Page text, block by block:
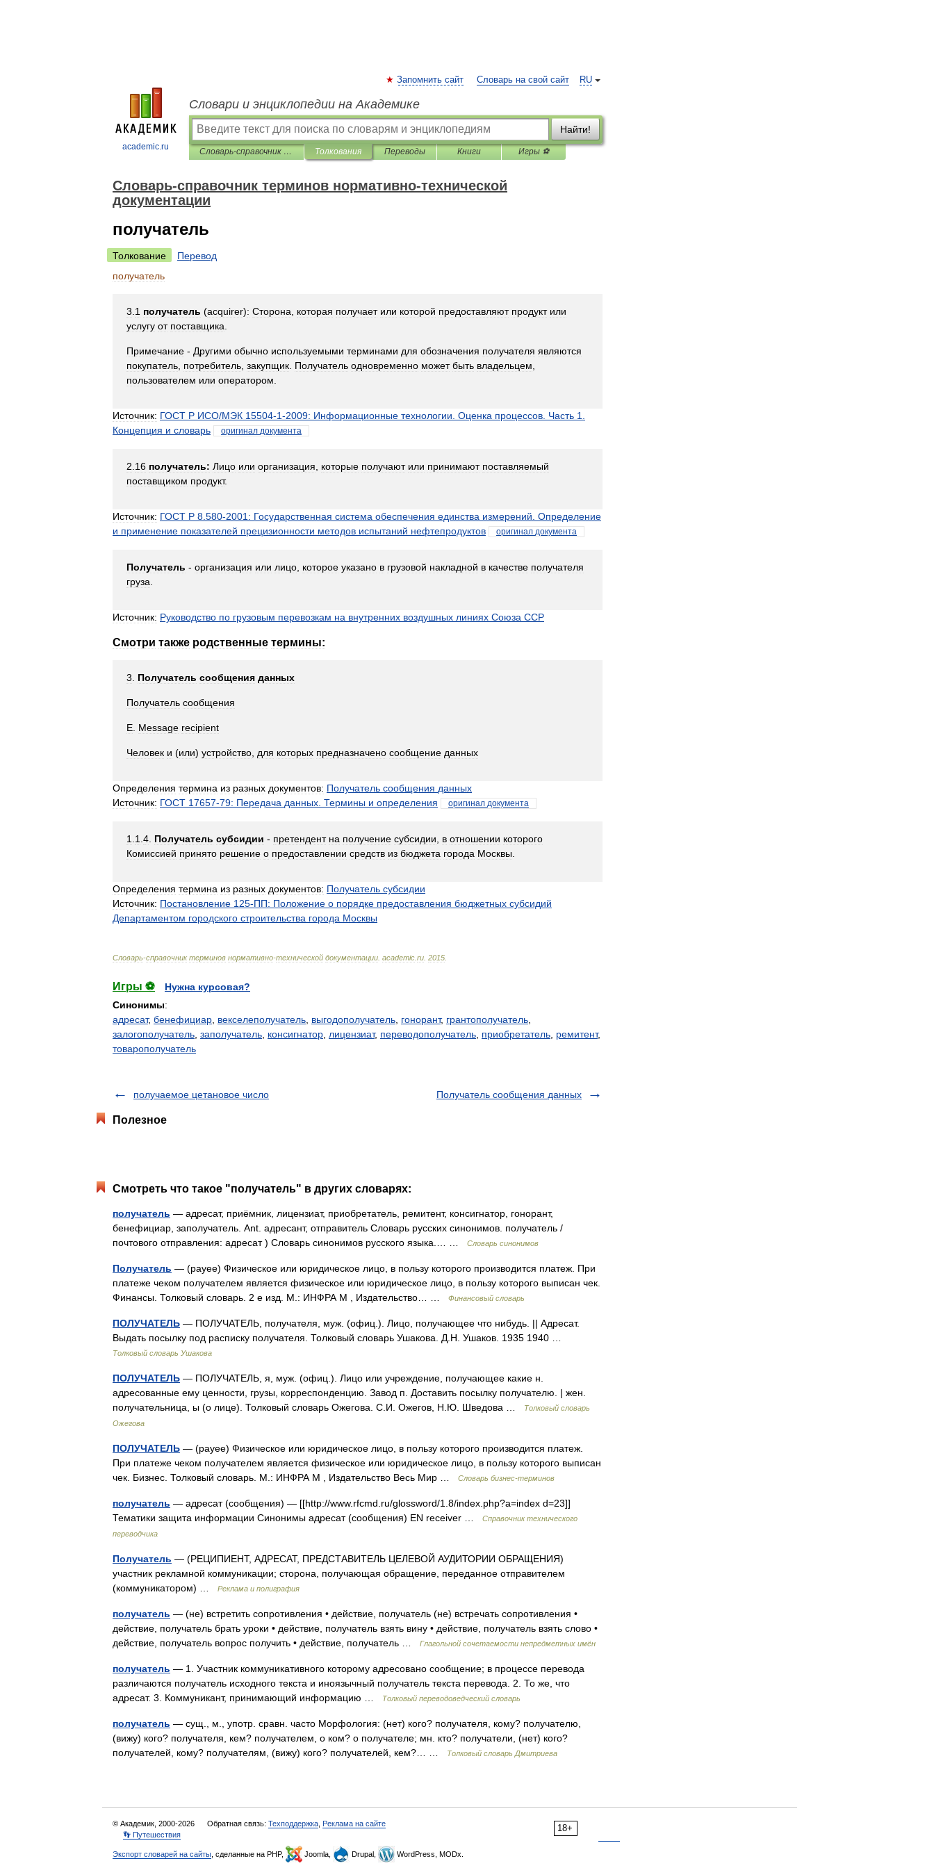
academic.ru
RU
Запомнить сайт Словарь на свой сайт
Словари и энциклопедии на Академике
Найти!
Словарь-справочник терминов нормативно-технической документации Толкования Переводы Книги Игры ⚽
Словарь-справочник терминов нормативно-технической
документации
получатель
Толкование
Перевод
получатель
3 1 получатель (acquirer): Сторона которая получает или которой предоставляют продукт или
услугу от поставщика
Примечание - Другими обычно используемыми терминами для обозначения получателя являются
покупатель потребитель закупщик Получатель одновременно может быть владельцем
пользователем или оператором
Источник: ГОСТ Р ИСО/МЭК 15504-1-2009: Информационные технологии Оценка процессов Часть 1
Концепция и словарь оригинал документа
2 16 получатель: Лицо или организация которые получают или принимают поставляемый
поставщиком продукт.
Источник: ГОСТ Р 8 580-2001: Государственная система обеспечения единства измерений Определение
и применение показателей прецизионности методов испытаний нефтепродуктов оригинал документа
Получатель - организация или лицо которое указано в грузовой накладной в качестве получателя
груза
Источник: Руководство по грузовым перевозкам на внутренних воздушных линиях Союза ССР
Смотри также родственные термины:
3 Получатель сообщения данных
Получатель сообщения
Е Message recipient
Человек и (или) устройство для которых предназначено сообщение данных
Определения термина из разных документов: Получатель сообщения данных
Источник: ГОСТ 17657-79: Передача данных Термины и определения оригинал документа
1 1 4 Получатель субсидии - претендент на получение субсидии в отношении которого
Комиссией принято решение о предоставлении средств из бюджета города Москвы
Определения термина из разных документов: Получатель субсидии
Источник: Постановление 125-ПП: Положение о порядке предоставления бюджетных субсидий
Департаментом городского строительства города Москвы
Словарь-справочник терминов нормативно-технической документации academic ru 2015
Игры ⚽
Нужна курсовая?
Синонимы:
адресат, бенефициар векселеполучатель выгодополучатель гонорант, грантополучатель
залогополучатель заполучатель консигнатор лицензиат, переводополучатель приобретатель ремитент,
товарополучатель
получаемое цетановое число Получатель сообщения данных
Полезное
Смотреть что такое "получатель" в других словарях:
получатель — адресат, приёмник, лицензиат, приобретатель, ремитент, консигнатор, гонорант,
бенефициар, заполучатель. Ant. адресант, отправитель Словарь русских синонимов. получатель /
почтового отправления: адресат ) Словарь синонимов русского языка.… …
Словарь синонимов
Получатель — (payee) Физическое или юридическое лицо, в пользу которого производится платеж. При
платеже чеком получателем является физическое или юридическое лицо, в пользу которого выписан чек.
Финансы. Толковый словарь. 2 е изд. М.: ИНФРА М , Издательство… …
Финансовый словарь
ПОЛУЧАТЕЛЬ — ПОЛУЧАТЕЛЬ, получателя, муж. (офиц.). Лицо, получающее что нибудь. || Адресат.
Выдать посылку под расписку получателя. Толковый словарь Ушакова. Д.Н. Ушаков. 1935 1940 …
Толковый словарь Ушакова
ПОЛУЧАТЕЛЬ — ПОЛУЧАТЕЛЬ, я, муж. (офиц.). Лицо или учреждение, получающее какие н.
адресованные ему ценности, грузы, корреспонденцию. Завод п. Доставить посылку получателю. | жен.
получательница, ы (о лице). Толковый словарь Ожегова. С.И. Ожегов, Н.Ю. Шведова …
Толковый словарь
Ожегова
ПОЛУЧАТЕЛЬ — (payee) Физическое или юридическое лицо, в пользу которого производится платеж.
При платеже чеком получателем является физическое или юридическое лицо, в пользу которого выписан
чек. Бизнес. Толковый словарь. М.: ИНФРА М , Издательство Весь Мир …
Словарь бизнес-терминов
получатель — адресат (сообщения) — [[http://www.rfcmd.ru/glossword/1.8/index.php?a=index d=23]]
Тематики защита информации Синонимы адресат (сообщения) EN receiver …
Справочник технического
переводчика
Получатель — (РЕЦИПИЕНТ, АДРЕСАТ, ПРЕДСТАВИТЕЛЬ ЦЕЛЕВОЙ АУДИТОРИИ ОБРАЩЕНИЯ)
участник рекламной коммуникации; сторона, получающая обращение, переданное отправителем
(коммуникатором) …
Реклама и полиграфия
получатель — (не) встретить сопротивления • действие, получатель (не) встречать сопротивления •
действие, получатель брать уроки • действие, получатель взять вину • действие, получатель взять слово •
действие, получатель вопрос получить • действие, получатель …
Глагольной сочетаемости непредметных имён
получатель — 1. Участник коммуникативного которому адресовано сообщение; в процессе перевода
различаются получатель исходного текста и иноязычный получатель текста перевода. 2. То же, что
адресат. 3. Коммуникант, принимающий информацию …
Толковый переводоведческий словарь
получатель — сущ., м., употр. сравн. часто Морфология: (нет) кого? получателя, кому? получателю,
(вижу) кого? получателя, кем? получателем, о ком? о получателе; мн. кто? получатели, (нет) кого?
получателей, кому? получателям, (вижу) кого? получателей, кем?… …
Толковый словарь Дмитриева
18+
© Академик, 2000-2026 Обратная связь: Техподдержка Реклама на сайте
👣 Путешествия
Экспорт словарей на сайты , сделанные на PHP, Joomla, Drupal, WordPress, MODx.